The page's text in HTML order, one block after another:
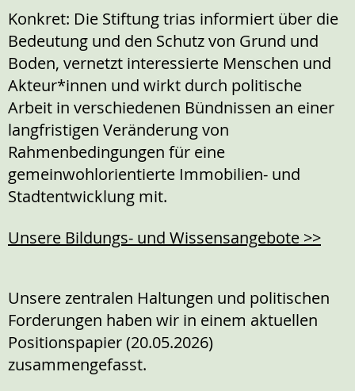
Konkret: Die Stiftung trias informiert über die
Bedeutung und den Schutz von Grund und
Boden, vernetzt interessierte Menschen und
Akteur*innen und wirkt durch politische
Arbeit in verschiedenen Bündnissen an einer
langfristigen Veränderung von
Rahmenbedingungen für eine
gemeinwohlorientierte Immobilien- und
Stadtentwicklung mit.
Unsere Bildungs- und Wissensangebote >>
Unsere zentralen Haltungen und politischen
Forderungen haben wir in einem aktuellen
Positionspapier (20.05.2026)
zusammengefasst.